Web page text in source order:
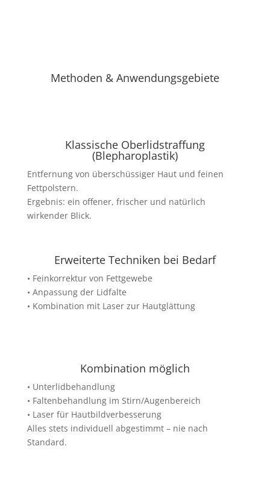
Methoden & Anwendungsgebiete
Klassische Oberlidstraffung
(Blepharoplastik)
Entfernung von überschüssiger Haut und feinen
Fettpolstern.
Ergebnis: ein offener, frischer und natürlich
wirkender Blick.
Erweiterte Techniken bei Bedarf
• Feinkorrektur von Fettgewebe
• Anpassung der Lidfalte
• Kombination mit Laser zur Hautglättung
Kombination möglich
• Unterlidbehandlung
• Faltenbehandlung im Stirn/Augenbereich
• Laser für Hautbildverbesserung
Alles stets individuell abgestimmt – nie nach
Standard.